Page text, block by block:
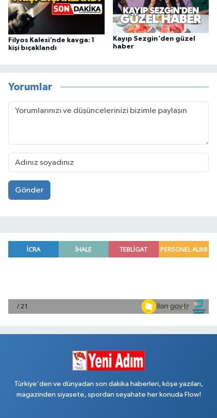
Filyos Kalesi’nde kavga: 1
kişi bıçaklandı
Kayıp Sezgin'den güzel
haber
Yorumlar
Gönder
Türkiye'den ve dünyadan son dakika haberleri, köşe yazıları,
magazinden siyasete, spordan seyahate her konuda Flow!